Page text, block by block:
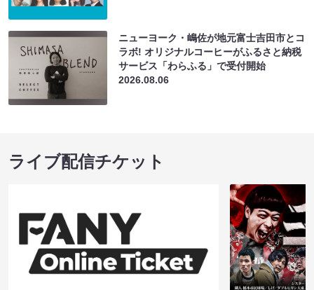
ニューヨーク・嶋佐が地元富士吉田市とコ
ラボ! オリジナルコーヒーがふるさと納税
サービス「わらふる」で受付開始
2026.08.06
ライブ配信チケット